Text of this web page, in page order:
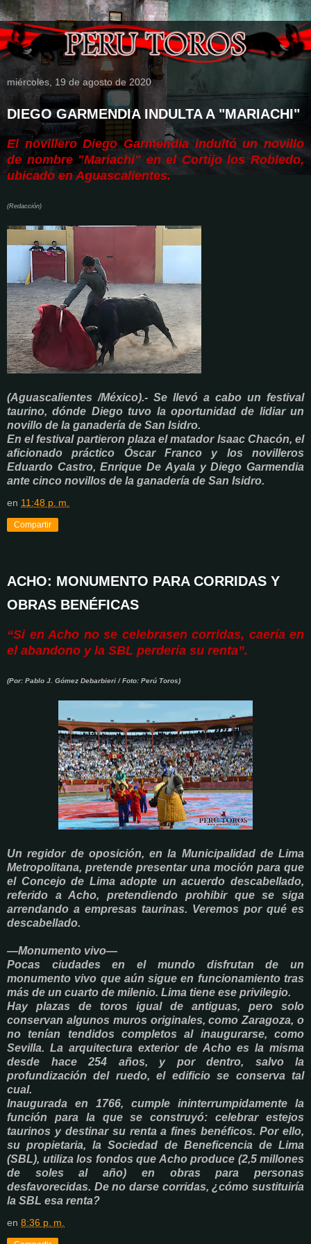
miércoles, 19 de agosto de 2020
DIEGO GARMENDIA INDULTA A "MARIACHI"
El novillero Diego Garmendia indultó un novillo
de nombre "Mariachi" en el Cortijo los Robledo,
ubicado en Aguascalientes.
(Redacción)
(Aguascalientes /México).- Se llevó a cabo un festival
taurino, dónde Diego tuvo la oportunidad de lidiar un
novillo de la ganadería de San Isidro.
En el festival partieron plaza el matador Isaac Chacón, el
aficionado práctico Óscar Franco y los novilleros
Eduardo Castro, Enrique De Ayala y Diego Garmendia
ante cinco novillos de la ganadería de San Isidro.
en 11:48 p. m.
Compartir
ACHO: MONUMENTO PARA CORRIDAS Y
OBRAS BENÉFICAS
“Si en Acho no se celebrasen corridas, caería en
el abandono y la SBL perdería su renta”.
(Por: Pablo J. Gómez Debarbieri / Foto: Perú Toros)
Un regidor de oposición, en la Municipalidad de Lima
Metropolitana, pretende presentar una moción para que
el Concejo de Lima adopte un acuerdo descabellado,
referido a Acho, pretendiendo prohibir que se siga
arrendando a empresas taurinas. Veremos por qué es
descabellado.
—Monumento vivo—
Pocas ciudades en el mundo disfrutan de un
monumento vivo que aún sigue en funcionamiento tras
más de un cuarto de milenio. Lima tiene ese privilegio.
Hay plazas de toros igual de antiguas, pero solo
conservan algunos muros originales, como Zaragoza, o
no tenían tendidos completos al inaugurarse, como
Sevilla. La arquitectura exterior de Acho es la misma
desde hace 254 años, y por dentro, salvo la
profundización del ruedo, el edificio se conserva tal
cual.
Inaugurada en 1766, cumple ininterrumpidamente la
función para la que se construyó: celebrar estejos
taurinos y destinar su renta a fines benéficos. Por ello,
su propietaria, la Sociedad de Beneficencia de Lima
(SBL), utiliza los fondos que Acho produce (2,5 millones
de soles al año) en obras para personas
desfavorecidas. De no darse corridas, ¿cómo sustituiría
la SBL esa renta?
en 8:36 p. m.